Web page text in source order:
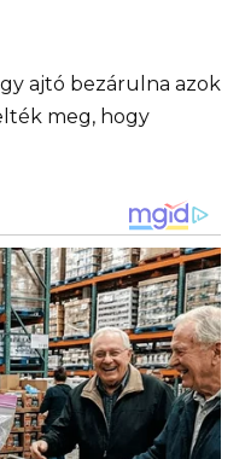
ajtó bezárulna azok
meg, hogy